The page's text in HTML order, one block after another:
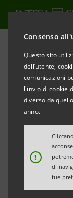
Consenso
Questo sito
dell’utente,
comunicazioni
l'invio di cookie
diverso da
anno.
!
di
tue
Comunicati
STAMPA
INTESA
LA GALLERIA
Sarà ora
di
di Bellini,
Prato, 24 marzo